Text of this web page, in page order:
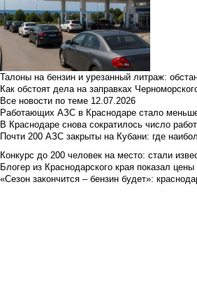
Талоны на бензин и урезанный литраж:
Как обстоят дела на заправках
Все новости по теме 12.07.2026
Работающих АЗС в Краснодаре стало
В Краснодаре снова сократилось число
Почти 200 АЗС закрыты на Кубани: где
Конкурс до 200 человек на место: стали
Блогер из Краснодарского края показал
«Сезон закончится – бензин будет»: